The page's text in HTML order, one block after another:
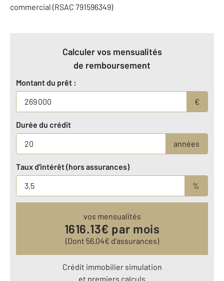
commercial (RSAC 791596349)
Calculer vos mensualités
de remboursement
Montant du prêt :
€
Durée du crédit
années
Taux d'intérêt (hors assurances)
%
vos mensualités
1616.13€ par mois
(Dont 56.04€ d’assurances)
Crédit immobilier simulation
et premiers calculs